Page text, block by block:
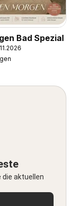
Bad Spezial
die aktuellen